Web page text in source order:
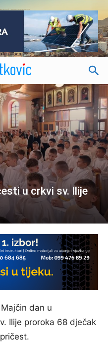
u crkvi sv. Ilije
dan u
Ilije proroka 68 dječak